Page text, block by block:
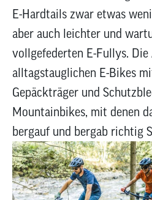
E-Hardtails zwar etwas
aber auch leichter und
vollgefederten E-Fullys.
alltagstauglichen E-Bikes
Gepäckträger und
Mountainbikes, mit denen
bergauf und bergab richtig